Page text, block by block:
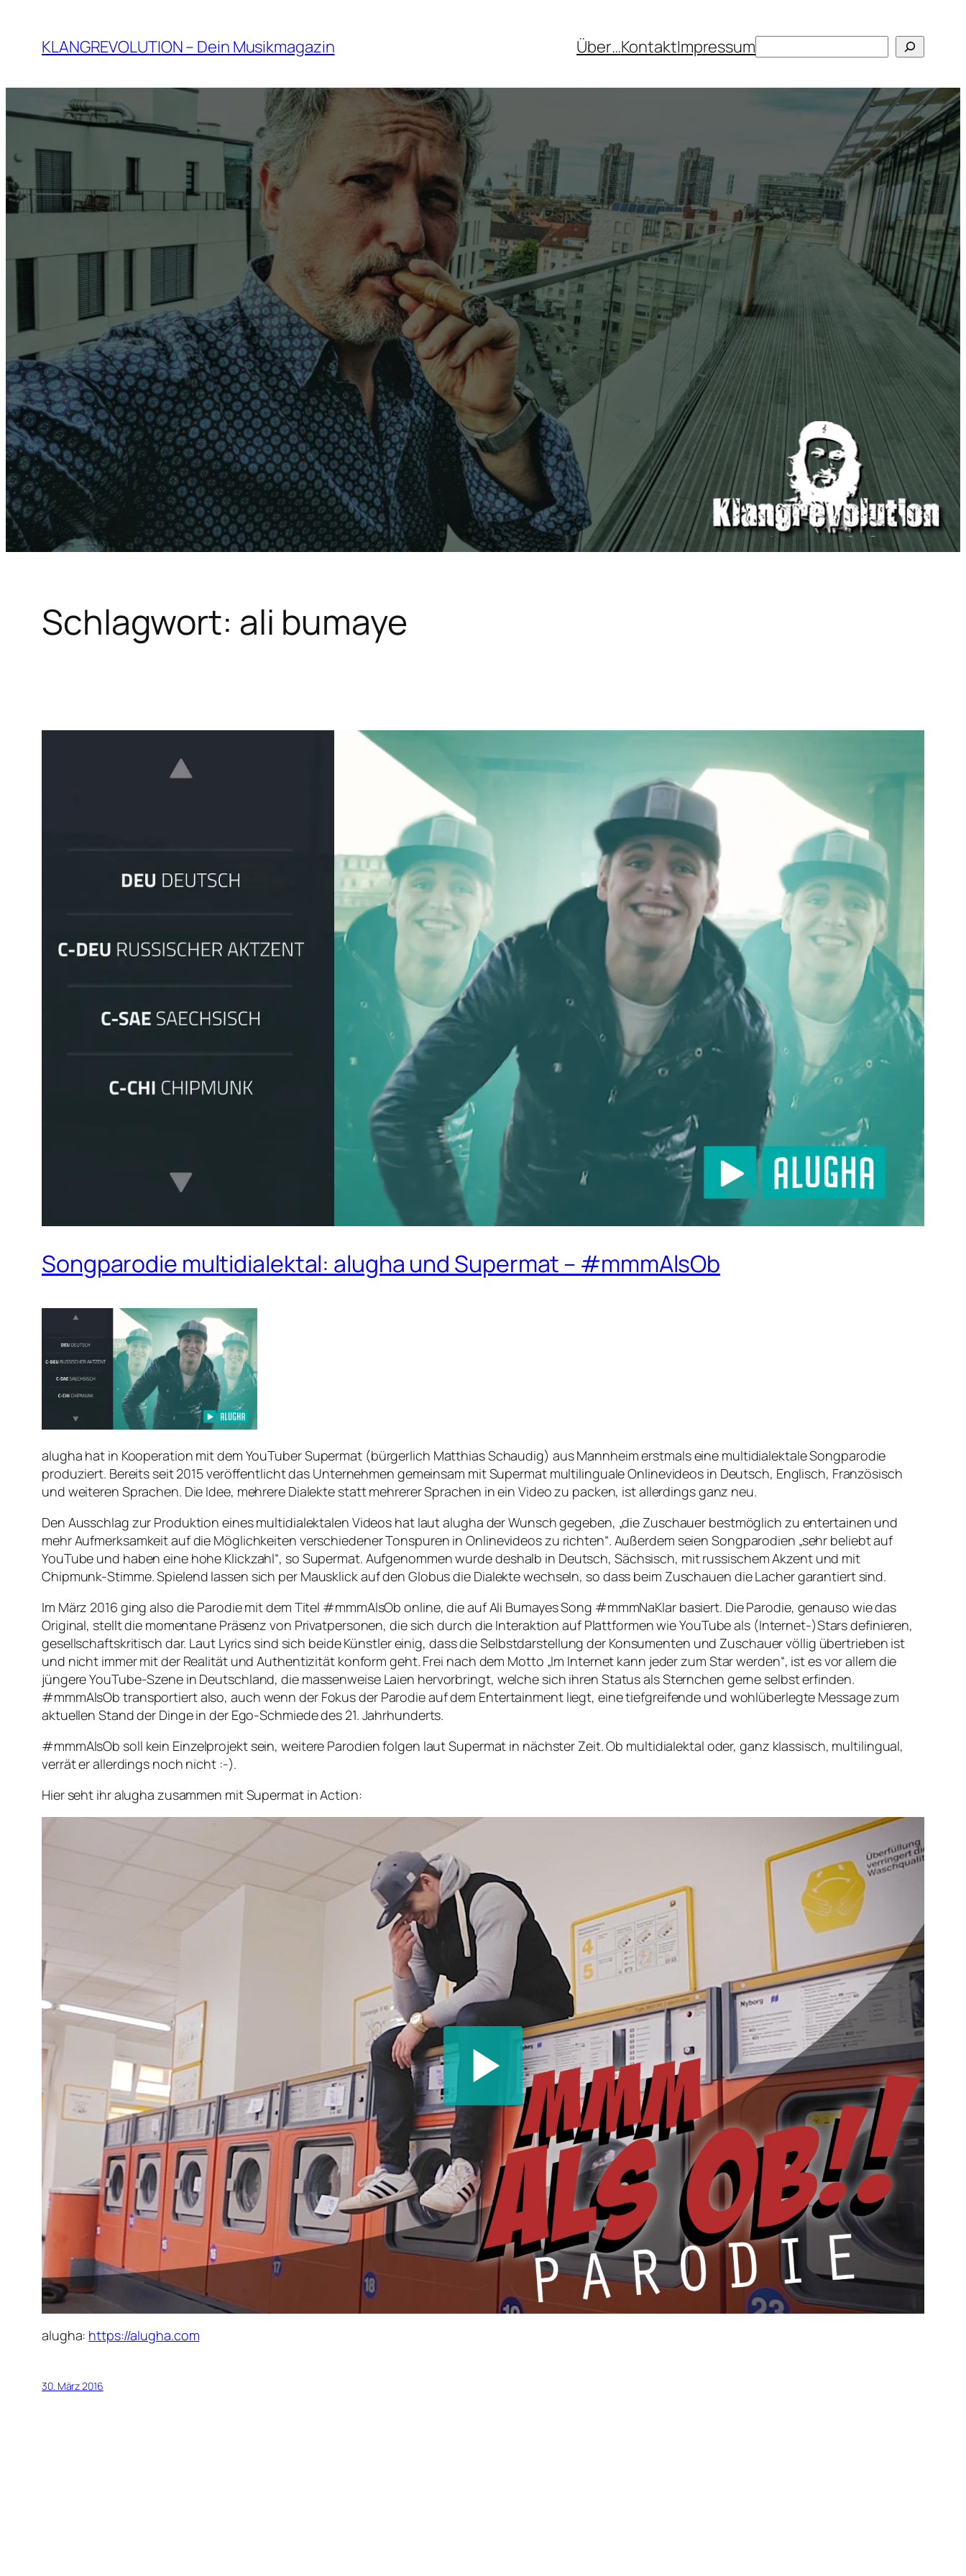
Inhalt
springen
KLANGREVOLUTION – Dein Musikmagazin Über…KontaktImpressum
Schlagwort: ali bumaye
Songparodie multidialektal: alugha und Supermat – #mmmAlsOb
alugha hat in Kooperation mit dem YouTuberSupermat(bürgerlich Matthias Schaudig) aus Mannheim erstmals eine multidialektale Songparodie
produziert. Bereits seit 2015 veröffentlicht das Unternehmen gemeinsam mit Supermat multilinguale Onlinevideos in Deutsch, Englisch, Französisch
und weiteren Sprachen. Die Idee, mehrere Dialekte statt mehrerer Sprachen in ein Video zu packen, ist allerdings ganz neu.
Den Ausschlag zur Produktion eines multidialektalen Videos hat laut alugha der Wunsch gegeben, „die Zuschauer bestmöglich zu entertainen und
mehr Aufmerksamkeit auf die Möglichkeiten verschiedener Tonspuren in Onlinevideos zu richten“. Außerdem seien Songparodien „sehr beliebt auf
YouTube und haben eine hohe Klickzahl“, so Supermat. Aufgenommen wurde deshalb in Deutsch, Sächsisch, mit russischem Akzent und mit
Chipmunk-Stimme. Spielend lassen sich per Mausklick auf den Globus die Dialekte wechseln, so dass beim Zuschauen die Lacher garantiert sind.
Im März 2016 ging also die Parodie mit dem Titel #mmmAlsOb online, die auf Ali Bumayes Song #mmmNaKlarbasiert. Die Parodie, genauso wie das
Original, stellt die momentane Präsenz von Privatpersonen, die sich durch die Interaktion auf Plattformen wie YouTube als (Internet-)Stars definieren,
gesellschaftskritisch dar. Laut Lyrics sind sich beide Künstler einig, dass die Selbstdarstellung der Konsumenten und Zuschauer völlig übertrieben ist
und nicht immer mit der Realität und Authentizität konform geht. Frei nach dem Motto „Im Internet kann jeder zum Star werden“, ist es vor allem die
jüngere YouTube-Szene in Deutschland, die massenweise Laien hervorbringt, welche sich ihren Status als Sternchen gerne selbst erfinden.
#mmmAlsOb transportiert also, auch wenn der Fokus der Parodie auf dem Entertainment liegt, eine tiefgreifende und wohlüberlegte Message zum
aktuellen Stand der Dinge in der Ego-Schmiede des 21. Jahrhunderts.
#mmmAlsOb soll kein Einzelprojekt sein, weitere Parodien folgen laut Supermat in nächster Zeit. Ob multidialektal oder, ganz klassisch, multilingual,
verrät er allerdings noch nicht :-).
Hier seht ihr alugha zusammen mit Supermat in Action:
alugha: https://alugha.com
30. März 2016